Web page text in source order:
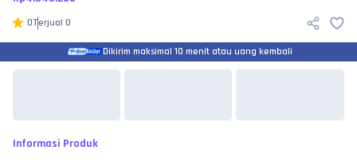
0Terjual 0
Dikirim maksimal 10 menit atau uang kembali
Informasi Produk